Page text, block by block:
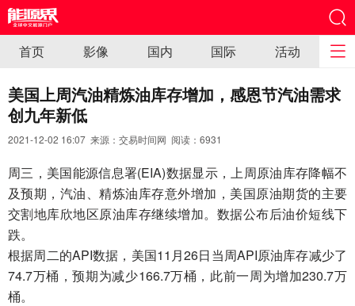
首页 影像 国内 国际 活动
美国上周汽油精炼油库存增加，感恩节汽油需求
创九年新低
2021-12-02 16:07 来源：交易时间网 阅读： 6931
周三，美国能源信息署(EIA)数据显示，上周原油库存降幅不
及预期，汽油、精炼油库存意外增加，美国原油期货的主要
交割地库欣地区原油库存继续增加。数据公布后油价短线下
跌。
根据周二的API数据，美国11月26日当周API原油库存减少了
74.7万桶，预期为减少166.7万桶，此前一周为增加230.7万
桶。